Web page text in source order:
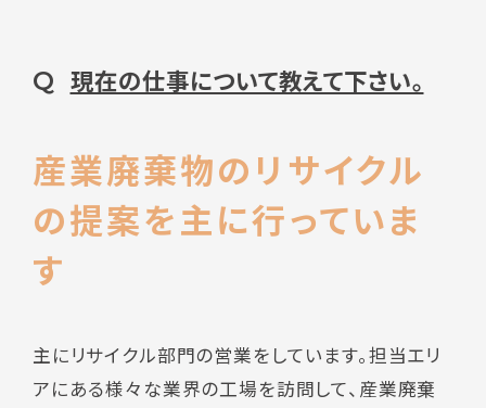
Q 現在の仕事について教えて下さい。
産業廃棄物のリサイクル
の提案を主に行っていま
す
主にリサイクル部門の営業をしています。担当エリ
アにある様々な業界の工場を訪問して、産業廃棄